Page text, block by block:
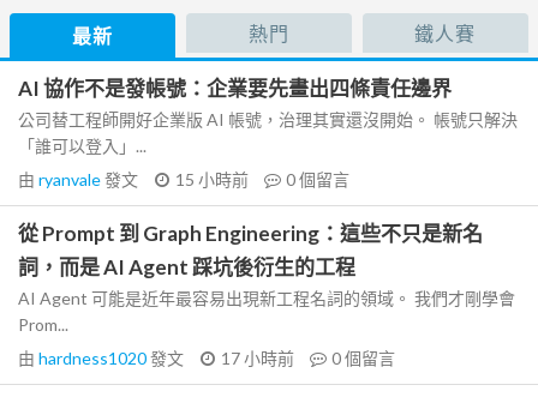
最新 熱門 鐵人賽
AI 協作不是發帳號：企業要先畫出四條責任邊界
公司替工程師開好企業版 AI 帳號，治理其實還沒開始。 帳號只解決
「誰可以登入」...
由 ryanvale發文 15 小時前 0個留言
從 Prompt 到 Graph Engineering：這些不只是新名
詞，而是 AI Agent 踩坑後衍生的工程
AI Agent 可能是近年最容易出現新工程名詞的領域。 我們才剛學會
Prom...
由 hardness1020發文 17 小時前 0個留言